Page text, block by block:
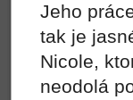
Jeho
tak je
Nicole,
neodolá